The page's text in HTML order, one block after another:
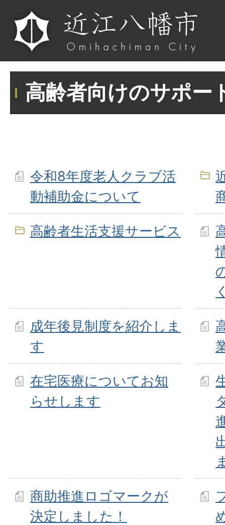
高齢者向けのサポー
令和8年度老人クラブ活
動補助金について
高齢者生活支援サービス
成年後見制度を紹介しま
す
在宅医療についてお知
らせします
商助推進ロゴマークが
決定しました！